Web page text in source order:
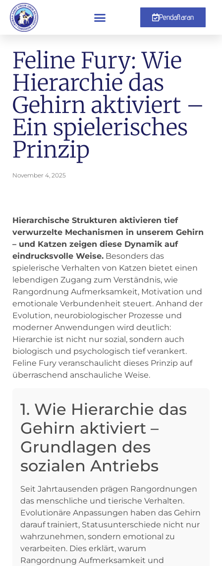
Pendaftaran
Feline Fury: Wie
Hierarchie das
Gehirn aktiviert –
Ein spielerisches
Prinzip
November 4, 2025
Hierarchische Strukturen aktivieren tief
verwurzelte Mechanismen in unserem Gehirn
– und Katzen zeigen diese Dynamik auf
eindrucksvolle Weise. Besonders das
spielerische Verhalten von Katzen bietet einen
lebendigen Zugang zum Verständnis, wie
Rangordnung Aufmerksamkeit, Motivation und
emotionale Verbundenheit steuert. Anhand der
Evolution, neurobiologischer Prozesse und
moderner Anwendungen wird deutlich:
Hierarchie ist nicht nur sozial, sondern auch
biologisch und psychologisch tief verankert.
Feline Fury veranschaulicht dieses Prinzip auf
überraschend anschauliche Weise.
1. Wie Hierarchie das
Gehirn aktiviert –
Grundlagen des
sozialen Antriebs
Seit Jahrtausenden prägen Rangordnungen
das menschliche und tierische Verhalten.
Evolutionäre Anpassungen haben das Gehirn
darauf trainiert, Statusunterschiede nicht nur
wahrzunehmen, sondern emotional zu
verarbeiten. Dies erklärt, warum
Rangordnung Aufmerksamkeit und